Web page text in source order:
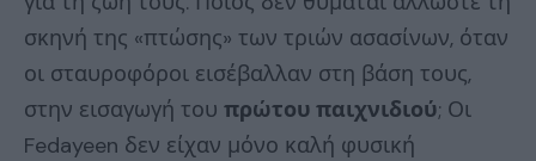
σκηνή της «πτώσης» των τριών ασασίνων, όταν
οι σταυροφόροι εισέβαλλαν στη βάση τους,
στην εισαγωγή του πρώτου παιχνιδιού; Οι
Fedayeen δεν είχαν μόνο καλή φυσική